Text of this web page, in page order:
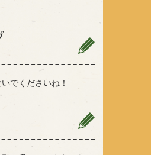
でくださいね！